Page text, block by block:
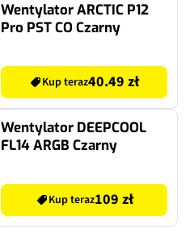
Wentylator ARCTIC P12
Pro PST CO Czarny
Kup teraz40.49 zł
Wentylator DEEPCOOL
FL14 ARGB Czarny
Kup teraz109 zł